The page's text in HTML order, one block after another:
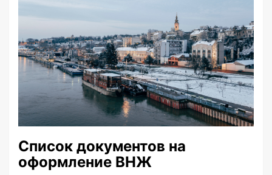
Список документов на
оформление ВНЖ